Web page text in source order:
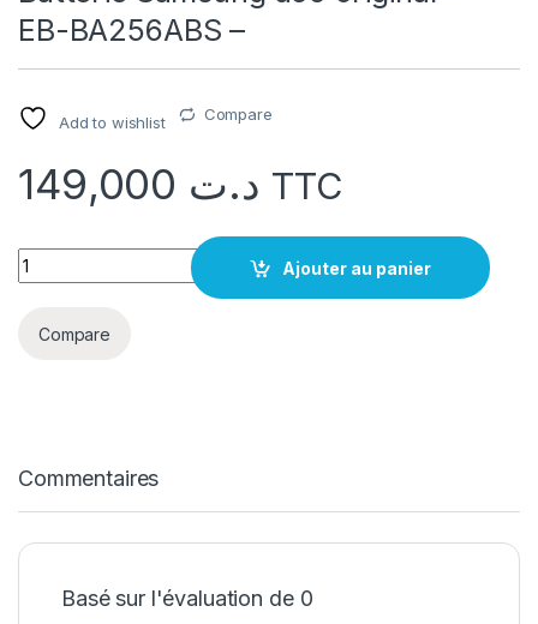
EB-BA256ABS –
Add to wishlist Compare
د.ت TTC
quantité Batterie Samsung a55 original - EB-BA256ABS -
Ajouter au panier
Compare
Commentaires
Basé sur l'évaluation de 0